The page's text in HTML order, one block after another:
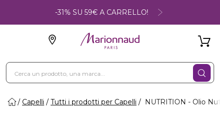
-31% SU 59€ A CARRELLO!
Capelli Tutti i prodotti per Capelli NUTRITION - Olio